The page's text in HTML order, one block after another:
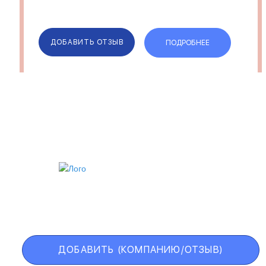
ДОБАВИТЬ ОТЗЫВ ПОДРОБНЕЕ
ДОБАВИТЬ (КОМПАНИЮ/ОТЗЫВ)